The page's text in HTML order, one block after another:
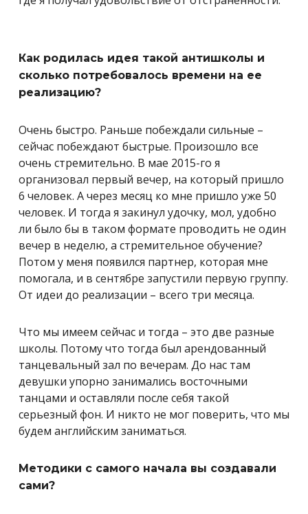
Как родилась идея такой антишколы и
сколько потребовалось времени на ее
реализацию?
Очень быстро. Раньше побеждали сильные –
сейчас побеждают быстрые. Произошло все
очень стремительно. В мае 2015-го я
организовал первый вечер, на который пришло
6 человек. А через месяц ко мне пришло уже 50
человек. И тогда я закинул удочку, мол, удобно
ли было бы в таком формате проводить не один
вечер в неделю, а стремительное обучение?
Потом у меня появился партнер, которая мне
помогала, и в сентябре запустили первую группу.
От идеи до реализации – всего три месяца.
Что мы имеем сейчас и тогда – это две разные
школы. Потому что тогда был арендованный
танцевальный зал по вечерам. До нас там
девушки упорно занимались восточными
танцами и оставляли после себя такой
серьезный фон. И никто не мог поверить, что мы
будем английским заниматься.
Методики с самого начала вы создавали
сами?